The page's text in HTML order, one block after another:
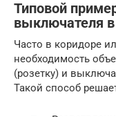
Типовой
выключателя
Часто в коридоре
необходимость
(розетку) и
Такой способ